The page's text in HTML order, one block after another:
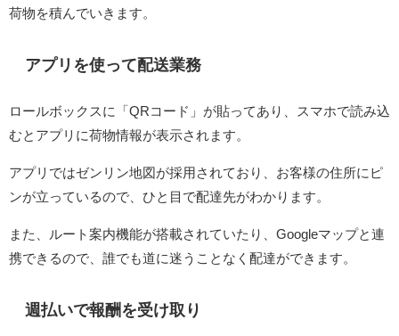
荷物を積んでいきます。
アプリを使って配送業務
ロールボックスに「QRコード」が貼ってあり、スマホで読み込
むとアプリに荷物情報が表示されます。
アプリではゼンリン地図が採用されており、お客様の住所にピ
ンが立っているので、ひと目で配達先がわかります。
また、ルート案内機能が搭載されていたり、Googleマップと連
携できるので、誰でも道に迷うことなく配達ができます。
週払いで報酬を受け取り